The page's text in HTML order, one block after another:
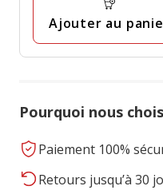
Ajouter au
Pourquoi nous
Paiement 100%
Retours jusqu’à 30